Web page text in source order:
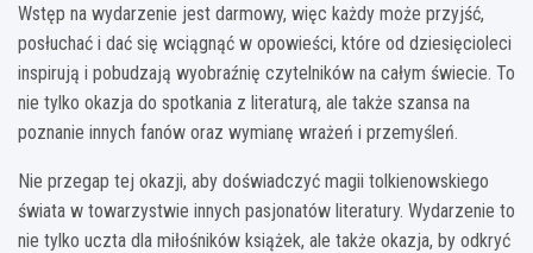
Wstęp na wydarzenie jest darmowy, więc każdy może przyjść,
posłuchać i dać się wciągnąć w opowieści, które od dziesięcioleci
inspirują i pobudzają wyobraźnię czytelników na całym świecie. To
nie tylko okazja do spotkania z literaturą, ale także szansa na
poznanie innych fanów oraz wymianę wrażeń i przemyśleń.
Nie przegap tej okazji, aby doświadczyć magii tolkienowskiego
świata w towarzystwie innych pasjonatów literatury. Wydarzenie to
nie tylko uczta dla miłośników książek, ale także okazja, by odkryć